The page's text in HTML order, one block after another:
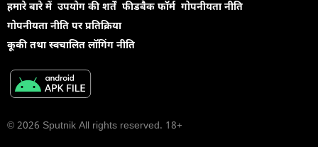
हमारे बारे में उपयोग की शर्तें फीडबैक फॉर्म गोपनीयता नीति
गोपनीयता नीति पर प्रतिक्रिया
कूकी तथा स्वचालित लॉगिंग नीति
© 2026 Sputnik All rights reserved. 18+